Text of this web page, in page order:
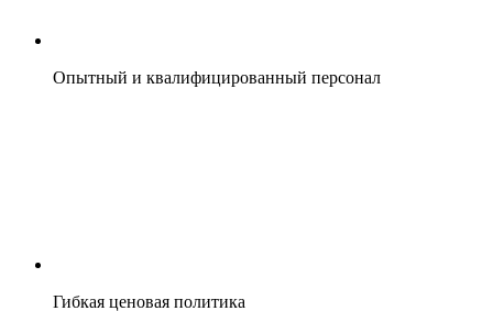
Опытный и квалифицированный персонал
Гибкая ценовая политика